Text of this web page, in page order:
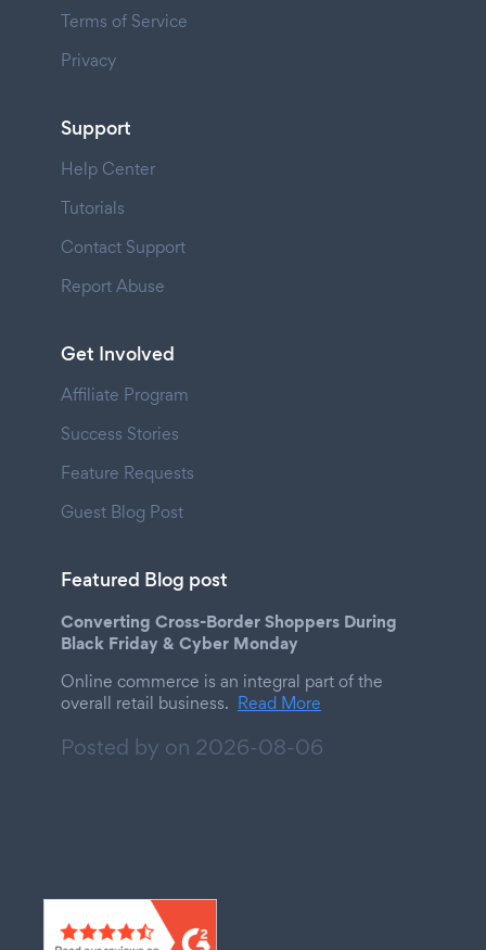
Terms of Service
Privacy
Support
Help Center
Tutorials
Contact Support
Report Abuse
Get Involved
Affiliate Program
Success Stories
Feature Requests
Guest Blog Post
Featured Blog post
Converting Cross-Border Shoppers During
Black Friday & Cyber Monday
Online commerce is an integral part of the
overall retail business. Read More
Posted by on 2026-08-06